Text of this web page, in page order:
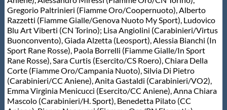
Gregorio Paltrinieri (Fiamme Oro/Coopernuoto), Alberto
Razzetti (Fiamme Gialle/Genova Nuoto My Sport), Ludovico
Blu Art Viberti (CN Torino); Lisa Angiolini (Carabinieri/Virtus
Buonconvento), Giada Alzetta (Leosport), Alessia Bianchi (In
Sport Rane Rosse), Paola Borrelli (Fiamme Gialle/In Sport
Rane Rosse), Sara Curtis (Esercito/CS Roero), Chiara Della
Corte (Fiamme Oro/Campania Nuoto), Silvia Di Pietro
(Carabinieri/CC Aniene), Anita Gastaldi (Carabinieri/VO2),
Emma Virginia Menicucci (Esercito/CC Aniene), Anna Chiara
Mascolo (Carabinieri/H. Sport), Benedetta Pilato (CC